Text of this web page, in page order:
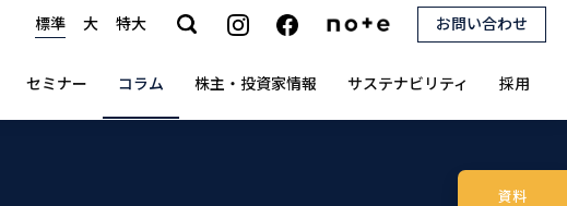
標準 大 特大 search お問い合わせ
セミナー コラム 株主・投資家情報 サステナビリティ 採用
資料